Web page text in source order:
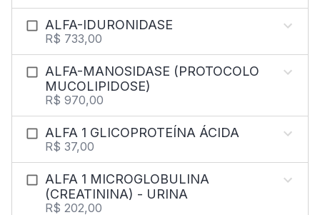
ALFA-IDURONIDASE
R$ 733,00
ALFA-MANOSIDASE (PROTOCOLO
MUCOLIPIDOSE)
R$ 970,00
ALFA 1 GLICOPROTEÍNA ÁCIDA
R$ 37,00
ALFA 1 MICROGLOBULINA
(CREATININA) - URINA
R$ 202,00